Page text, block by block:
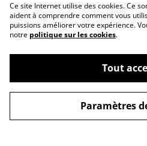
Contactez-moi
Politique de
confidentialité
Ce site Internet utilise des cookies. Ce
aident à comprendre comment vous
puissions améliorer votre expérience.
notre politique sur les cookies.
Tout
Paramètres